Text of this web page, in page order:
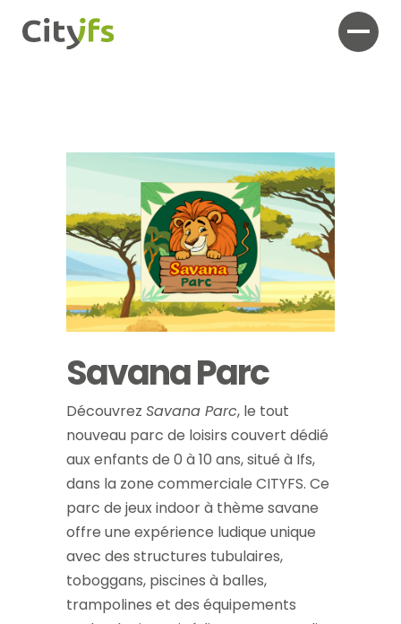
Savana Parc
Découvrez Savana Parc, le tout
nouveau parc de loisirs couvert dédié
aux enfants de 0 à 10 ans, situé à Ifs,
dans la zone commerciale CITYFS. Ce
parc de jeux indoor à thème savane
offre une expérience ludique unique
avec des structures tubulaires,
toboggans, piscines à balles,
trampolines et des équipements